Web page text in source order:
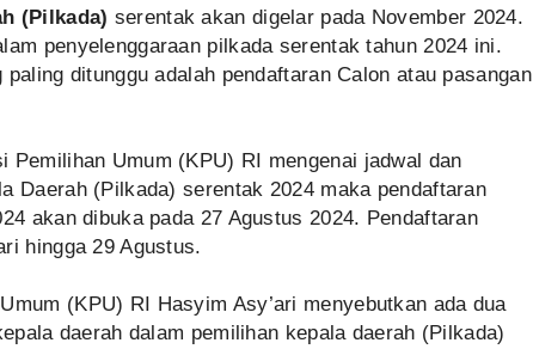
(Pilkada) serentak akan digelar pada November 2024.
penyelenggaraan pilkada serentak tahun 2024 ini.
paling ditunggu adalah pendaftaran Calon atau pasangan
Pemilihan Umum (KPU) RI mengenai jadwal dan
Daerah (Pilkada) serentak 2024 maka pendaftaran
akan dibuka pada 27 Agustus 2024. Pendaftaran
hingga 29 Agustus.
(KPU) RI Hasyim Asy’ari menyebutkan ada dua
daerah dalam pemilihan kepala daerah (Pilkada)